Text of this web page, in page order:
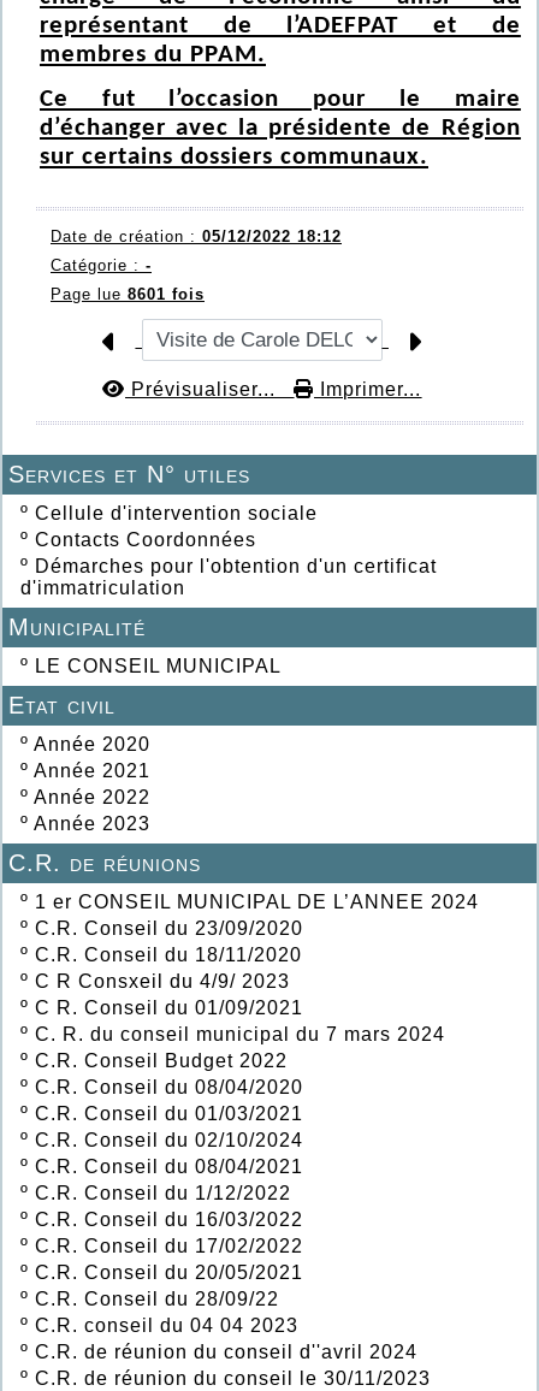
Services et N° utiles
º Cellule d'intervention sociale
º Contacts Coordonnées
º Démarches pour l'obtention d'un certificat
d'immatriculation
Municipalité
º LE CONSEIL MUNICIPAL
Etat civil
º Année 2020
º Année 2021
º Année 2022
º Année 2023
C.R. de réunions
º 1 er CONSEIL MUNICIPAL DE L’ANNEE 2024
º C.R. Conseil du 23/09/2020
º C.R. Conseil du 18/11/2020
º C R Consxeil du 4/9/ 2023
º C R. Conseil du 01/09/2021
º C. R. du conseil municipal du 7 mars 2024
º C.R. Conseil Budget 2022
º C.R. Conseil du 08/04/2020
º C.R. Conseil du 01/03/2021
º C.R. Conseil du 02/10/2024
º C.R. Conseil du 08/04/2021
º C.R. Conseil du 1/12/2022
º C.R. Conseil du 16/03/2022
º C.R. Conseil du 17/02/2022
º C.R. Conseil du 20/05/2021
º C.R. Conseil du 28/09/22
º C.R. conseil du 04 04 2023
º C.R. de réunion du conseil d''avril 2024
º C.R. de réunion du conseil le 30/11/2023
représentant de l’ADEFPAT et de
membres du PPAM.
Ce fut l’occasion pour le maire
d’échanger avec la présidente de Région
sur certains dossiers communaux.
Date de création : 05/12/2022 18:12
Catégorie : -
Page lue 8601 fois
Prévisualiser... Imprimer...